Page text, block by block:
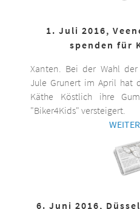
1. Juli 2016,
spenden für
Xanten. Bei der Wahl der
Jule Grunert im April hat
Käthe Köstlich ihre
"Biker4Kids" versteigert.
6. Juni 2016,